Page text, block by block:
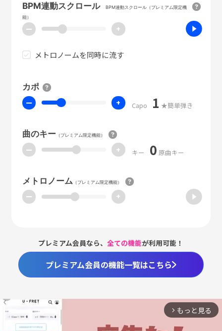
BPM連動スクロール
BPM連動スクロール（プレミアム限定機
能）
ー +
メトロノームを同時に流す
カポ
ー + Capo 1 ★簡単弾き
曲のキー（プレミアム限定機能）
ー + キー 0 原曲キー
メトロノーム （プレミアム限定機能）
ー +
プレミアム会員なら、全ての機能が利用可能！
プレミアム会員の機能一覧はこちら
arrow_forward_ios もっと見る